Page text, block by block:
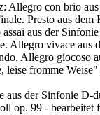
Allegro con brio
Presto aus
assai aus der
Allegro vivace
Allegro giocoso
leise fromme
aus der Sinfonie D-
op. 99 - bearbeitet